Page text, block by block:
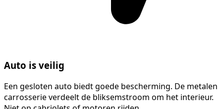
Auto is veilig
Een gesloten auto biedt goede bescherming. De metalen
carrosserie verdeelt de bliksemstroom om het interieur.